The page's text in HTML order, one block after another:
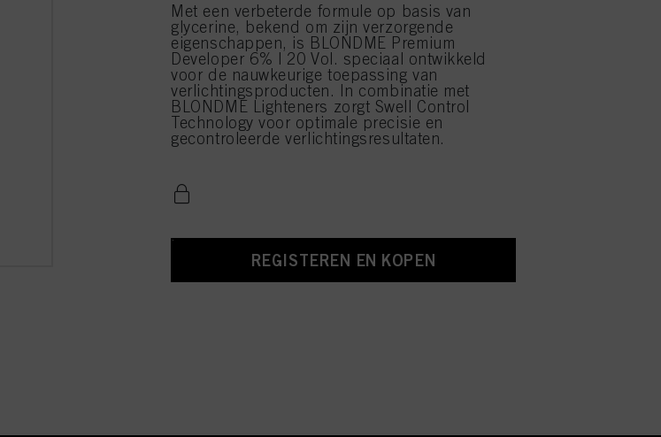
Met een verbeterde formule op basis van
glycerine, bekend om zijn verzorgende
eigenschappen, is BLONDME Premium
Developer 6% | 20 Vol. speciaal ontwikkeld
voor de nauwkeurige toepassing van
verlichtingsproducten. In combinatie met
BLONDME Lighteners zorgt Swell Control
Technology voor optimale precisie en
gecontroleerde verlichtingsresultaten.
REGISTEREN EN KOPEN